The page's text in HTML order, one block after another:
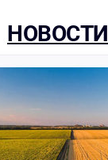
НОВОСТИ